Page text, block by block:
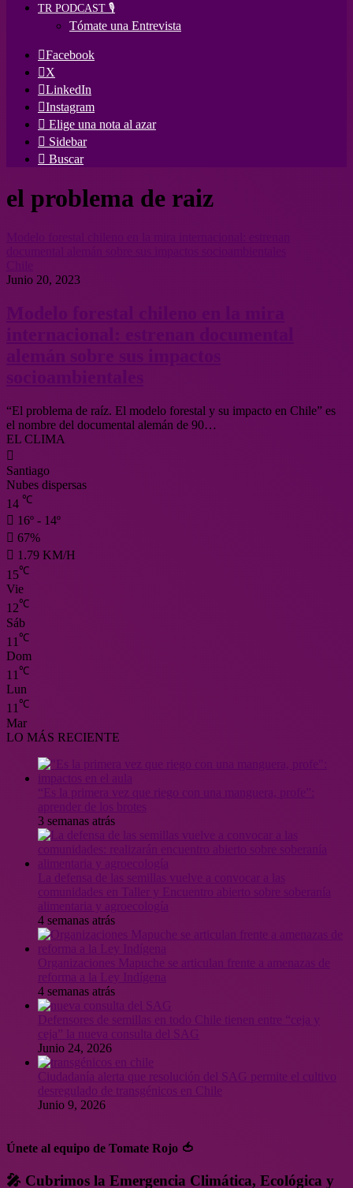
TR PODCAST 🎙️
Tómate una Entrevista
Facebook
X
LinkedIn
Instagram
Elige una nota al azar
Sidebar
Buscar
el problema de raiz
Junio 20, 2023
“El problema de raíz. El modelo forestal y su impacto en Chile” es
el nombre del documental alemán de 90…
EL CLIMA
Santiago
Nubes dispersas
14 ℃
16º - 14º
67%
1.79 KM/H
15℃
Vie
12℃
Sáb
11 ℃
Dom
11 ℃
Lun
11℃
Mar
LO MÁS RECIENTE
3 semanas atrás
4 semanas atrás
Organizaciones Mapuche se articulan frente a amenazas de
reforma a la Ley Indígena
4 semanas atrás
Defensores de semillas en todo Chile tienen entre “ceja y
ceja” la nueva consulta del SAG
Junio 24, 2026
Ciudadanía alerta que resolución del SAG permite el cultivo
desregulado de transgénicos en Chile
Junio 9, 2026
Únete al equipo de Tomate Rojo 🍅
🎤 Cubrimos la Emergencia Climática, Ecológica y